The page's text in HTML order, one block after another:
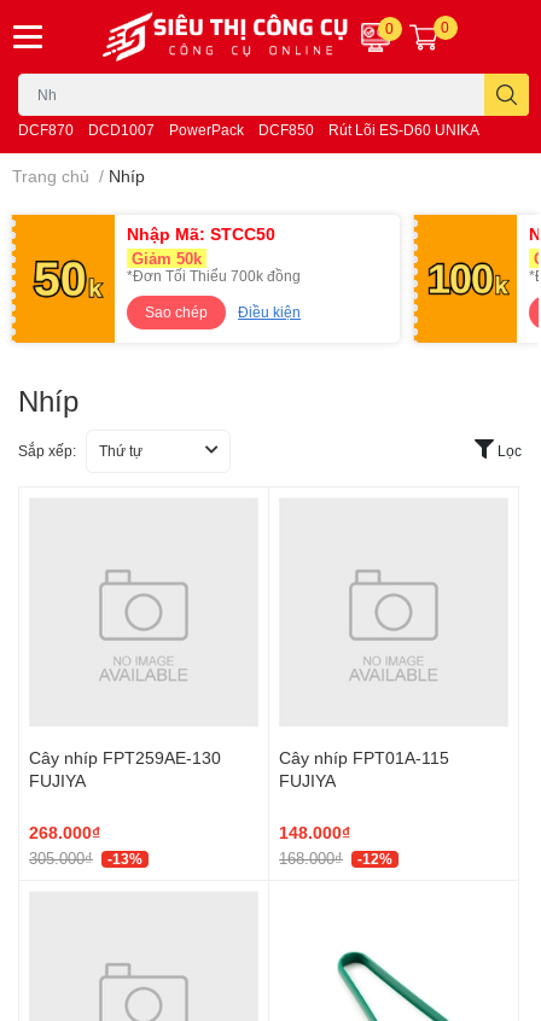
DCF870 DCD1007 PowerPack DCF850 Rút Lõi ES-D60 UNIKA
0 0
Trang chủ / Nhíp
Nhập Mã: STCC50
Giảm 50k
*Đơn Tối Thiểu 700k đồng
Sao chép
Điều kiện
Nhíp
Sắp xếp: Thứ tự Lọc
Cây nhíp FPT259AE-130
FUJIYA
268.000₫
305.000₫ -13%
Cây nhíp FPT01A-115
FUJIYA
148.000₫
168.000₫ -12%